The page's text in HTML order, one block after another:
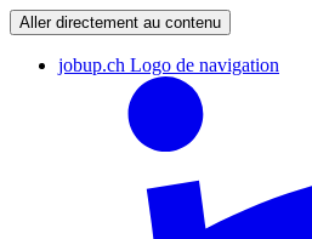
Aller directement au contenu
jobup.ch Logo de navigation